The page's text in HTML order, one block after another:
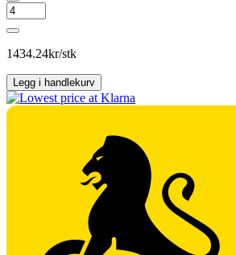
NEXEN
N
FERA
PRIMUS
1434.24kr/stk
Legg i handlekurv